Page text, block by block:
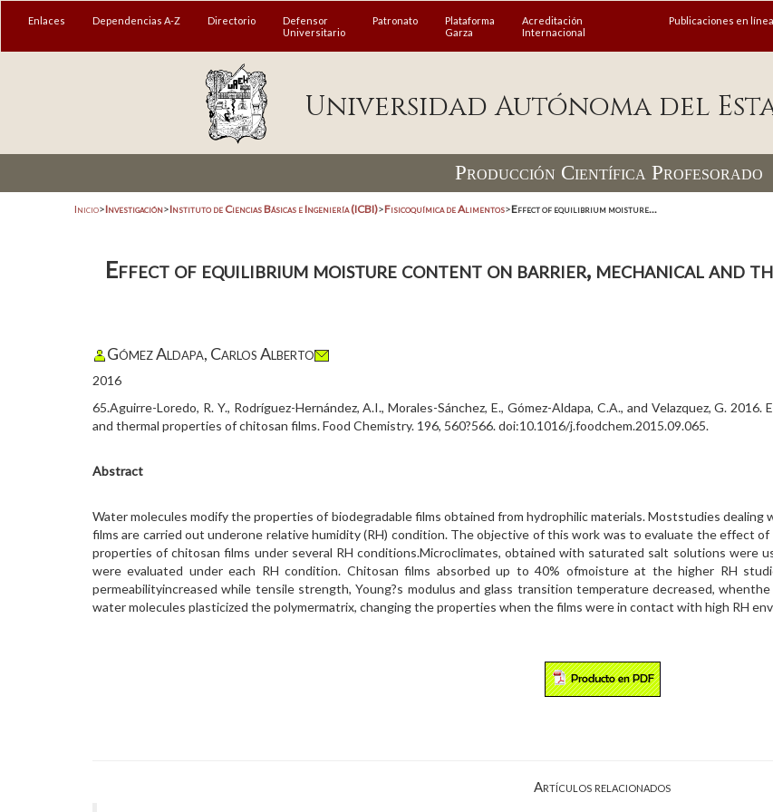
Enlaces Dependencias A-Z Directorio
Defensor
Universitario
Patronato
Plataforma
Garza
Acreditación
Internacional
Publicaciones en línea
Universidad Autónoma del
Producción Científica Profesorado
Inicio>Investigación>Instituto de Ciencias Básicas e Ingeniería (ICBI)>Fisicoquímica de Alimentos>Effect of equilibrium moisture...
Effect of equilibrium moisture content on barrier, mechanical and
Gómez Aldapa, Carlos Alberto
2016
65.Aguirre-Loredo, R. Y., Rodríguez-Hernández, A.I., Morales-Sánchez, E., Gómez-Aldapa, C.A., and Velazquez, G.
and thermal properties of chitosan films. Food Chemistry. 196, 560?566. doi:10.1016/j.foodchem.2015.09.065.
Abstract
Water molecules modify the properties of biodegradable films obtained from hydrophilic materials. Moststudies
films are carried out underone relative humidity (RH) condition. The objective of this work was to evaluate the effect
properties of chitosan films under several RH conditions.Microclimates, obtained with saturated salt solutions were
were evaluated under each RH condition. Chitosan films absorbed up to 40% ofmoisture at the higher RH
permeabilityincreased while tensile strength, Young?s modulus and glass transition temperature decreased,
water molecules plasticized the polymermatrix, changing the properties when the films were in contact with high RH
Artículos relacionados